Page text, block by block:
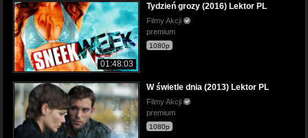
01:48:03
Tydzień grozy (2016) Lektor PL
Filmy Akcji
premium
1080p
W świetle dnia (2013) Lektor PL
Filmy Akcji
premium
1080p